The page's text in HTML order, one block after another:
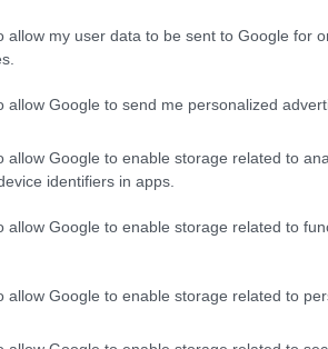
allow my user data to be sent to Google for
allow Google to send me personalized
allow Google to enable storage related to
identifiers in apps.
allow Google to enable storage related to
allow Google to enable storage related to
caractéristiques particulières. Tout
d’ancienneté, qui garantit une
professionnelle